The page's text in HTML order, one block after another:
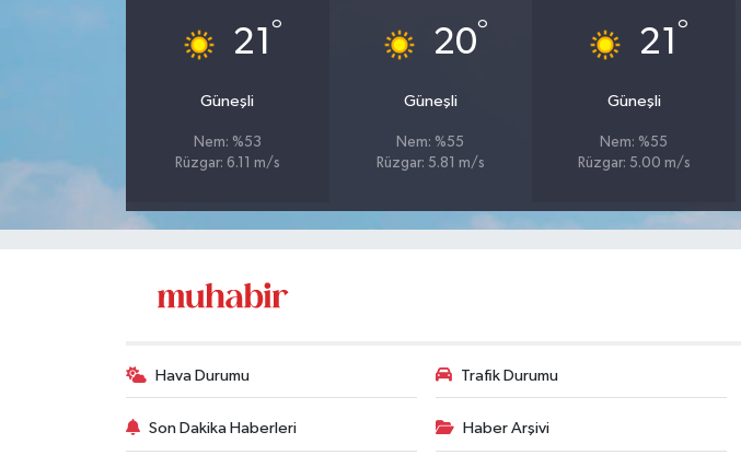
21 °
Güneşli
Nem: %53
Rüzgar: 6.11 m/s
20°
Güneşli
Nem: %55
Rüzgar: 5.81 m/s
21 °
Güneşli
Nem: %55
Rüzgar: 5.00 m/s
Hava Durumu Trafik Durumu
Son Dakika Haberleri Haber Arşivi